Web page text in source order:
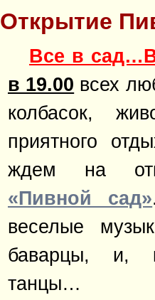
Открытие
Все в
в 19.00 всех
колбасок,
приятного
ждем на
«Пивной сад»
веселые
баварцы, и,
танцы…